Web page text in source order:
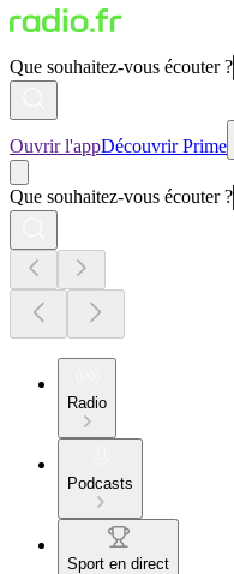
Que souhaitez-vous écouter ?
Ouvrir l'appDécouvrir Prime
Que souhaitez-vous écouter ?
Radio
Podcasts
Sport en direct